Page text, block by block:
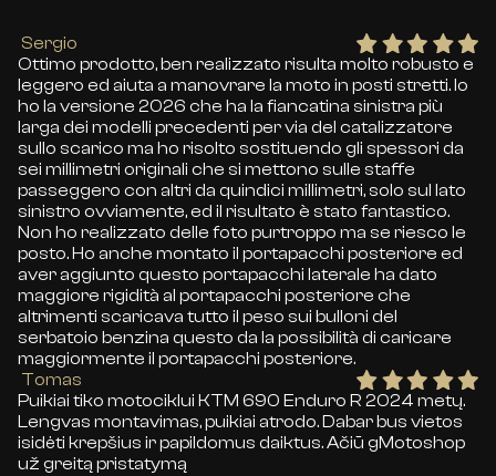
Sergio
Ottimo prodotto, ben realizzato risulta molto robusto e
leggero ed aiuta a manovrare la moto in posti stretti. Io
ho la versione 2026 che ha la fiancatina sinistra più
larga dei modelli precedenti per via del catalizzatore
sullo scarico ma ho risolto sostituendo gli spessori da
sei millimetri originali che si mettono sulle staffe
passeggero con altri da quindici millimetri, solo sul lato
sinistro ovviamente, ed il risultato è stato fantastico.
Non ho realizzato delle foto purtroppo ma se riesco le
posto. Ho anche montato il portapacchi posteriore ed
aver aggiunto questo portapacchi laterale ha dato
maggiore rigidità al portapacchi posteriore che
altrimenti scaricava tutto il peso sui bulloni del
serbatoio benzina questo da la possibilità di caricare
maggiormente il portapacchi posteriore.
Tomas
Puikiai tiko motociklui KTM 690 Enduro R 2024 metų.
Lengvas montavimas, puikiai atrodo. Dabar bus vietos
isidėti krepšius ir papildomus daiktus. Ačiū gMotoshop
už greitą pristatymą